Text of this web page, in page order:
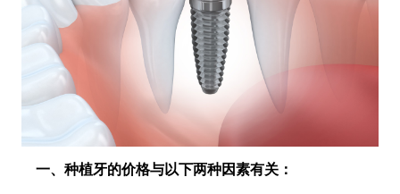
一、种植牙的价格与以下两种因素有关：